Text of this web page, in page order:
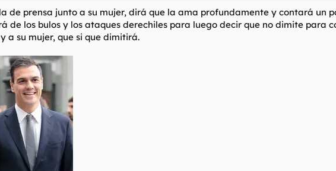
de prensa junto a su mujer, dirá que la ama profundamente y contará un
de los bulos y los ataques derechiles para luego decir que no dimite para
a su mujer, que si que dimitirá.